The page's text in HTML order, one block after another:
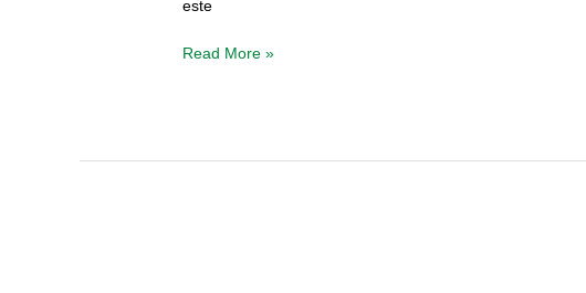
este
Read More »